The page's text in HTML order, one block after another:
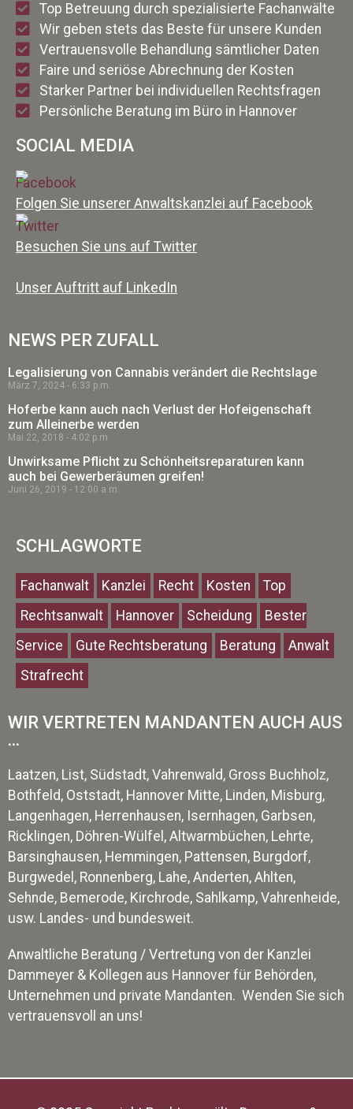
Top Betreuung durch spezialisierte Fachanwälte
Wir geben stets das Beste für unsere Kunden
Vertrauensvolle Behandlung sämtlicher Daten
Faire und seriöse Abrechnung der Kosten
Starker Partner bei individuellen Rechtsfragen
Persönliche Beratung im Büro in Hannover
SOCIAL MEDIA
Folgen Sie unserer Anwaltskanzlei auf Facebook
Besuchen Sie uns auf Twitter
Unser Auftritt auf LinkedIn
NEWS PER ZUFALL
Legalisierung von Cannabis verändert die Rechtslage
März 7, 2024 6:33 p.m.
Hoferbe kann auch nach Verlust der Hofeigenschaft
zum Alleinerbe werden
Mai 22, 2018 4:02 p.m.
Unwirksame Pflicht zu Schönheitsreparaturen kann
auch bei Gewerberäumen greifen!
Juni 26, 2019 12:00 a.m.
SCHLAGWORTE
Fachanwalt Kanzlei Recht Kosten
Top
Rechtsanwalt
Hannover Scheidung
Bester
Service
Gute Rechtsberatung Beratung
Anwalt
Strafrecht
WIR VERTRETEN MANDANTEN AUCH AUS
...
Laatzen, List, Südstadt, Vahrenwald, Gross Buchholz,
Bothfeld, Oststadt, Hannover Mitte, Linden, Misburg,
Langenhagen, Herrenhausen, Isernhagen, Garbsen,
Ricklingen, Döhren-Wülfel, Altwarmbüchen, Lehrte,
Barsinghausen, Hemmingen, Pattensen, Burgdorf,
Burgwedel, Ronnenberg, Lahe, Anderten, Ahlten,
Sehnde, Bemerode, Kirchrode, Sahlkamp, Vahrenheide,
usw. Landes- und bundesweit.
Anwaltliche Beratung / Vertretung von der Kanzlei
Dammeyer & Kollegen aus Hannover für Behörden,
Unternehmen und private Mandanten. Wenden Sie sich
vertrauensvoll an uns!